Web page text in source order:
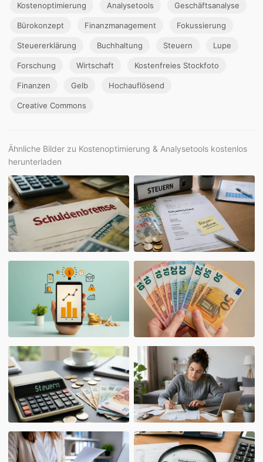
Kostenoptimierung Analysetools Geschäftsanalyse
Bürokonzept Finanzmanagement Fokussierung
Steuererklärung Buchhaltung Steuern Lupe
Forschung Wirtschaft Kostenfreies Stockfoto
Finanzen Gelb Hochauflösend
Creative Commons
Ähnliche Bilder zu Kostenoptimierung & Analysetools kostenlos
herunterladen